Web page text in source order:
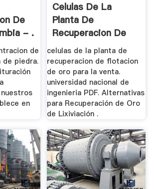
De
- .
de
piedra.
en
Celulas De La
Planta De
Recuperacion De
Flotacion .
celulas de la planta de
recuperacion de flotacion
de oro para la venta.
universidad nacional de
ingenieria PDF. Alternativas
para Recuperación de Oro
de Lixiviación .